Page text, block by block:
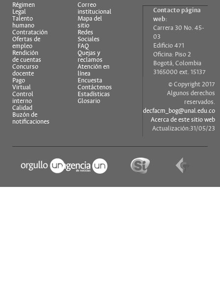
Régimen
Legal
Talento
humano
Contratación
Ofertas de
empleo
Rendición
de cuentas
Concurso
docente
Pago
Virtual
Control
interno
Calidad
Buzón de
notificaciones
Correo
institucional
Mapa del
sitio
Redes
Sociales
FAQ
Quejas y
reclamos
Atención en
línea
Encuesta
Contáctenos
Estadísticas
Glosario
Contacto página
web:
Carrera 30 No. 45-
03
Edificio 471
Oficina: Piso 2
Bogotá, Colombia
3165000 ext. 15137
© Copyright 2017
Algunos derechos
reservados.
decfacm_bog@unal.edu.co
Acerca de este sitio web
Actualización:31/05/23